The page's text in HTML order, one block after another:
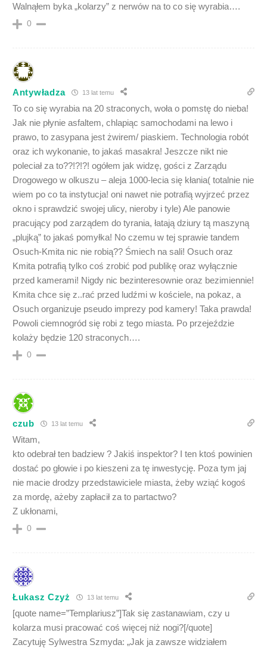
Walnąłem byka „kolarzy” z nerwów na to co się wyrabia….
0
Antywładza 13 lat temu
To co się wyrabia na 20 straconych, woła o pomstę do nieba!
Jak nie płynie asfaltem, chlapiąc samochodami na lewo i
prawo, to zasypana jest żwirem/ piaskiem. Technologia robót
oraz ich wykonanie, to jakaś masakra! Jeszcze nikt nie
poleciał za to??!?!?! ogółem jak widzę, gości z Zarządu
Drogowego w olkuszu – aleja 1000-lecia się kłania( totalnie nie
wiem po co ta instytucja! oni nawet nie potrafią wyjrzeć przez
okno i sprawdzić swojej ulicy, nieroby i tyle) Ale panowie
pracujący pod zarządem do tyrania, łatają dziury tą maszyną
„plujką” to jakaś pomyłka! No czemu w tej sprawie tandem
Osuch-Kmita nic nie robią?? Śmiech na sali! Osuch oraz
Kmita potrafią tylko coś zrobić pod publikę oraz wyłącznie
przed kamerami! Nigdy nic bezinteresownie oraz bezimiennie!
Kmita chce się z..rać przed ludźmi w kościele, na pokaz, a
Osuch organizuje pseudo imprezy pod kamery! Taka prawda!
Powoli ciemnogród się robi z tego miasta. Po przejeździe
kolaży będzie 120 straconych….
0
czub 13 lat temu
Witam,
kto odebrał ten badziew ? Jakiś inspektor? I ten ktoś powinien
dostać po głowie i po kieszeni za tę inwestycję. Poza tym jaj
nie macie drodzy przedstawiciele miasta, żeby wziąć kogoś
za mordę, ażeby zapłacił za to partactwo?
Z ukłonami,
0
Łukasz Czyż 13 lat temu
[quote name=”Templariusz”]Tak się zastanawiam, czy u
kolarza musi pracować coś więcej niż nogi?[/quote]
Zacytuję Sylwestra Szmyda: „Jak ja zawsze widziałem